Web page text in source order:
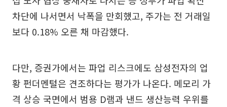
차단에 나서면서 낙폭을 만회했고, 주가는 전 거래일
보다 0.18% 오른 채 마감했다.
다만, 증권가에서는 파업 리스크에도 삼성전자의 업
황 펀더멘털은 견조하다는 평가가 나온다. 메모리 가
격 상승 국면에서 범용 D램과 낸드 생산능력 우위를